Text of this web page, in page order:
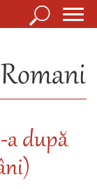
Căutare
a după